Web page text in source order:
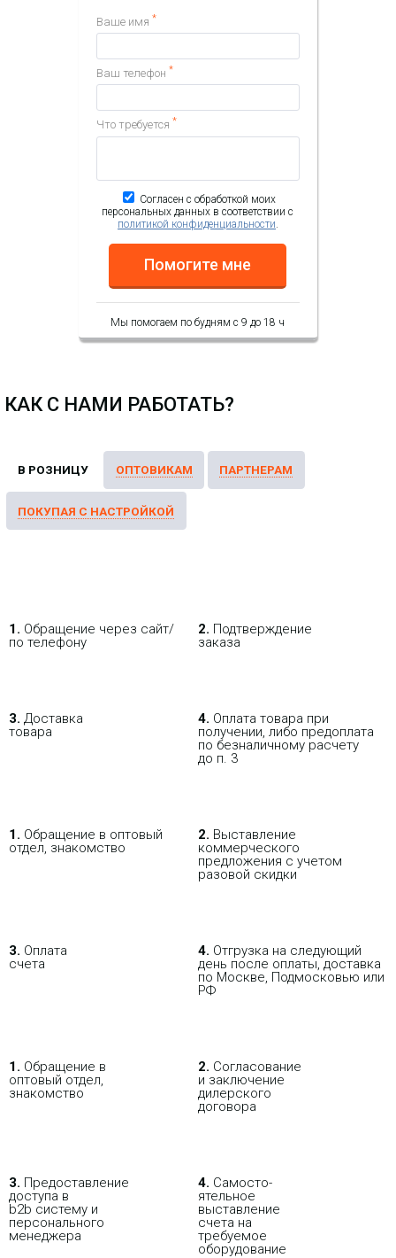
Ваше имя *
Ваш телефон *
Что требуется *
Согласен с обработкой моих
персональных данных в соответствии с
политикой конфиденциальности
Помогите мне
Мы помогаем по будням с 9 до 18 ч
КАК С НАМИ РАБОТАТЬ?
1. Обращение через сайт/
по телефону
2. Подтверждение
заказа
3. Доставка
товара
4. Оплата товара при
получении, либо предоплата
по безналичному расчету
до п. 3
1. Обращение в оптовый
отдел, знакомство
2. Выставление
коммерческого
предложения с учетом
разовой скидки
3. Оплата
счета
4. Отгрузка на следующий
день после оплаты, доставка
по Москве, Подмосковью или
РФ
1. Обращение в
оптовый отдел,
знакомство
2. Согласование
и заключение
дилерского
договора
3. Пре­до­ста­вле­ние
доступа в
b2b систему и
персо­нального
мене­джера
4. Само­сто­-
ятель­ное
выставление
счета на
требуемое
оборудование